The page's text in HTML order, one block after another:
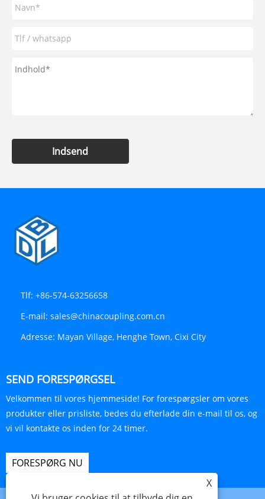
Indsend
Tlf: +86-574-63256658
E-mail: sales@chinacoupling.com.cn
Adresse: Mayan Village, Henghe Town, Cixi City
SEND FORESPØRGSEL
Velkommen til vores hjemmeside! For forespørgsler om vores
produkter eller prisliste, bedes du efterlade din e-mail til os, og
vi vil kontakte os inden for 24 timer.
FORESPØRG NU
X